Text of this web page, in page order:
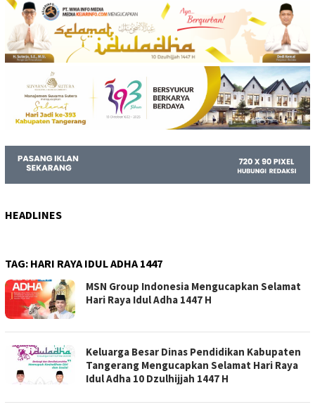
HEADLINES
TAG: HARI RAYA IDUL ADHA 1447
MSN Group Indonesia Mengucapkan Selamat
Hari Raya Idul Adha 1447 H
Keluarga Besar Dinas Pendidikan Kabupaten
Tangerang Mengucapkan Selamat Hari Raya
Idul Adha 10 Dzulhijjah 1447 H